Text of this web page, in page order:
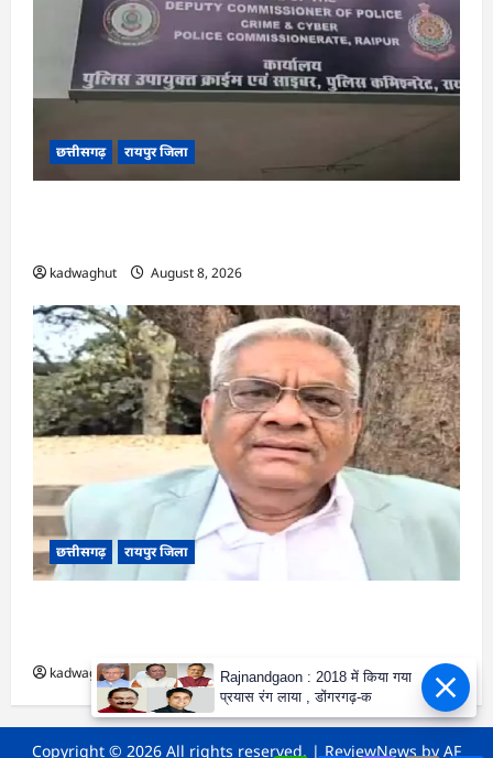
छत्तीसगढ़ रायपुर जिला
kadwaghut August 8, 2026
छत्तीसगढ़ रायपुर जिला
kadwaghut August 8, 2026
Copyright © 2026 All rights reserved. |ReviewNewsby AF
Rajnandgaon : 2018 में किया गया
प्रयास रंग लाया , डोंगरगढ़-क